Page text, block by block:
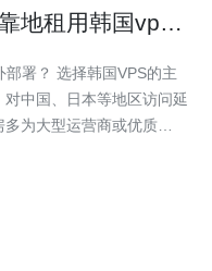
地租用韩国vps
署？ 选择韩国VPS的主
中国、日本等地区访问延
为大型运营商或优质